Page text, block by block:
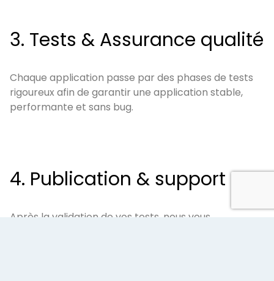
3. Tests & Assurance qualité
Chaque application passe par des phases de tests
rigoureux afin de garantir une application stable,
performante et sans bug.
4. Publication & support
Après la validation de vos tests, nous vous